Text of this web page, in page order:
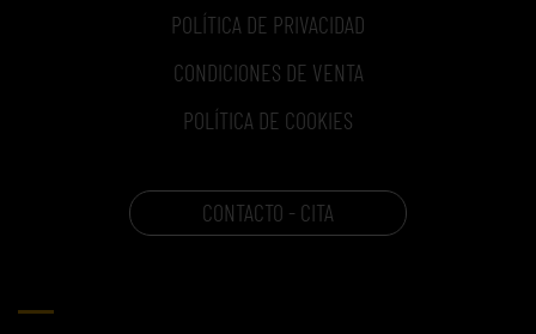
POLÍTICA DE PRIVACIDAD
CONDICIONES DE VENTA
POLÍTICA DE COOKIES
CONTACTO - CITA